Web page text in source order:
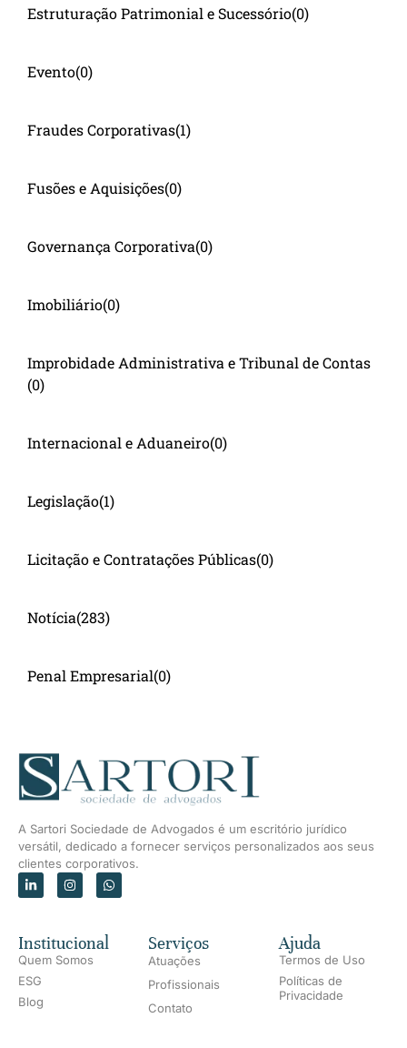
Estruturação Patrimonial e Sucessório(0)
Evento(0)
Fraudes Corporativas(1)
Fusões e Aquisições(0)
Governança Corporativa(0)
Imobiliário(0)
Improbidade Administrativa e Tribunal de Contas
(0)
Internacional e Aduaneiro(0)
Legislação(1)
Licitação e Contratações Públicas(0)
Notícia(283)
Penal Empresarial(0)
A Sartori Sociedade de Advogados é um escritório jurídico
versátil, dedicado a fornecer serviços personalizados aos seus
clientes corporativos.
Institucional
Quem Somos
ESG
Blog
Serviços
Atuações
Profissionais
Contato
Ajuda
Termos de Uso
Políticas de
Privacidade